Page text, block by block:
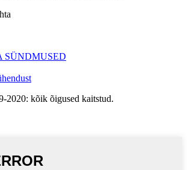
SÜNDMUSED
2020: kõik õigused kaitstud.